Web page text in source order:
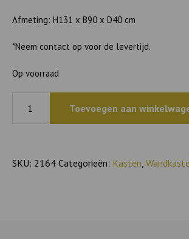
Afmeting: H131 x B90 x D40 cm
*Neem contact op voor de levertijd.
Op voorraad
Ottawa
aantal
Toevoegen aan
SKU: 2164 Categorieën: Kasten,